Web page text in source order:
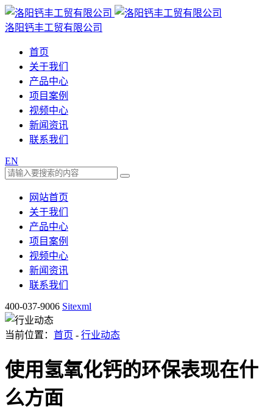
洛阳钙丰工贸有限公司
首页
关于我们
产品中心
项目案例
视频中心
新闻资讯
联系我们
EN
网站首页
关于我们
产品中心
项目案例
视频中心
新闻资讯
联系我们
400-037-9006 Sitexml
当前位置： 首页 - 行业动态
使用氢氧化钙的环保表现在什
么方面